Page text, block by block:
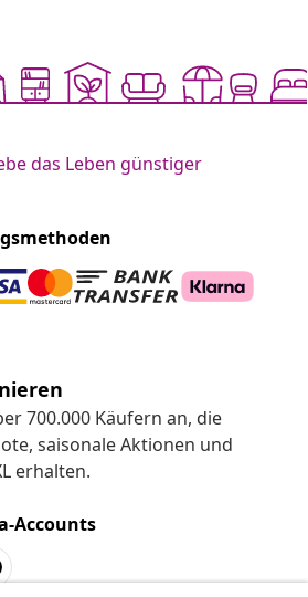
das Leben günstiger
700.000 Käufern an, die
saisonale Aktionen und
erhalten.
Accounts